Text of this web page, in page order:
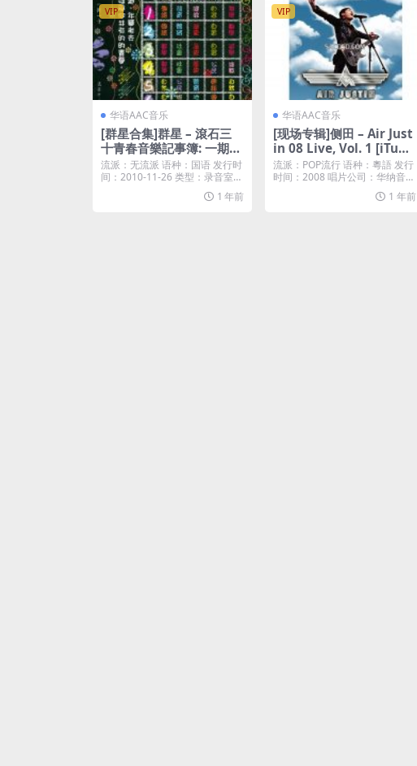
VIP
华语AAC音乐
[群星合集]群星 – 滾石三
十青春音樂記事簿: 一期一
會 [iTunes Plus M4A]
流派：无流派 语种：国语 发行时
间：2010-11-26 类型：录音室专
1 年前
VIP
华语AAC音乐
[现场专辑]侧田 – Air Just
in 08 Live, Vol. 1 [iTune
s Plus M4A]
流派：POP流行 语种：粵語 发行
时间：2008 唱片公司：华纳音乐
1 年前